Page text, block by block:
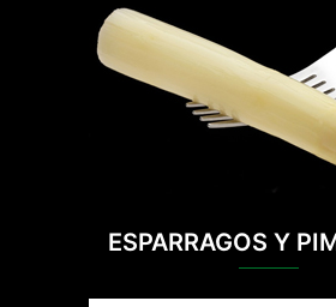
ESPARRAGOS Y